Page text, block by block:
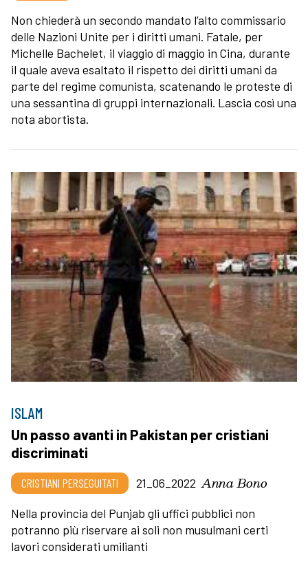
Non chiederà un secondo mandato l’alto commissario
delle Nazioni Unite per i diritti umani. Fatale, per
Michelle Bachelet, il viaggio di maggio in Cina, durante
il quale aveva esaltato il rispetto dei diritti umani da
parte del regime comunista, scatenando le proteste di
una sessantina di gruppi internazionali. Lascia così una
nota abortista.
ISLAM
Un passo avanti in Pakistan per cristiani
discriminati
CRISTIANI PERSEGUITATI 21_06_2022 Anna Bono
Nella provincia del Punjab gli uffici pubblici non
potranno più riservare ai soli non musulmani certi
lavori considerati umilianti